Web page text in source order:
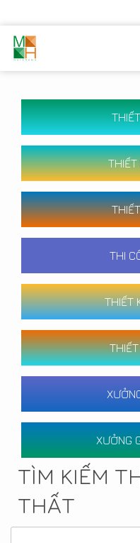
THIẾT
THI
THIẾT
THIẾT
XƯỞNG
TÌM KIẾM
THẤT